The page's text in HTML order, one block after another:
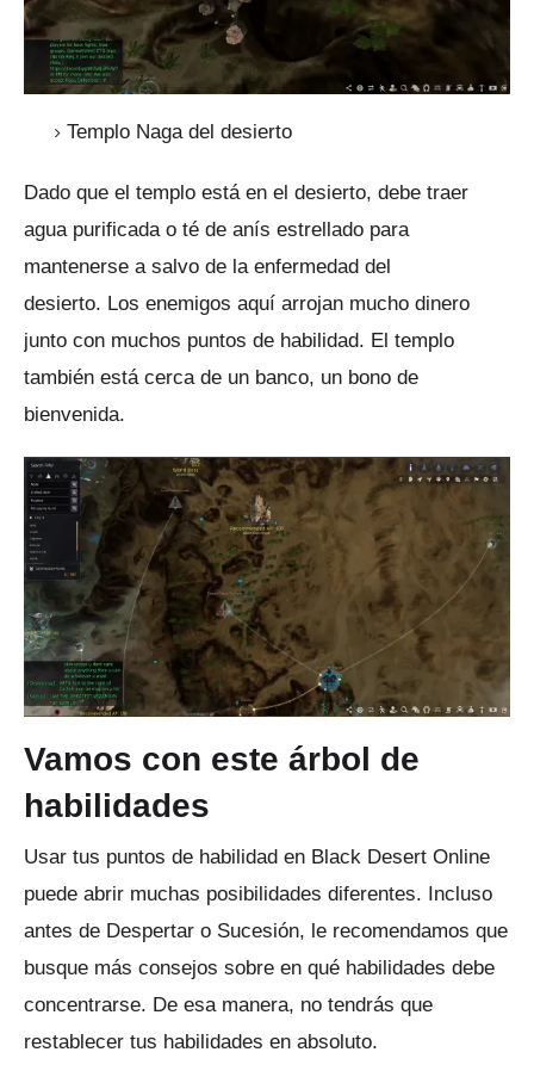
Templo Naga del desierto
Dado que el templo está en el desierto, debe traer
agua purificada o té de anís estrellado para
mantenerse a salvo de la enfermedad del
desierto. Los enemigos aquí arrojan mucho dinero
junto con muchos puntos de habilidad. El templo
también está cerca de un banco, un bono de
bienvenida.
Vamos con este árbol de
habilidades
Usar tus puntos de habilidad en Black Desert Online
puede abrir muchas posibilidades diferentes. Incluso
antes de Despertar o Sucesión, le recomendamos que
busque más consejos sobre en qué habilidades debe
concentrarse. De esa manera, no tendrás que
restablecer tus habilidades en absoluto.